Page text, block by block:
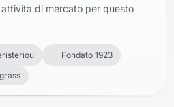
attività di mercato per questo
Fondato 1923
grass